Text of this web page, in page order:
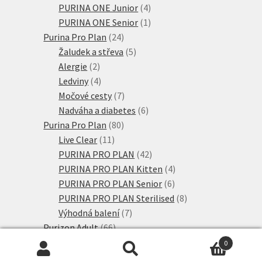
PURINA ONE Junior 44
produkty
PURINA ONE Senior 1 1
Purina Pro Plan 2424
produktů
Žaludek a střeva 55
Alergie 22
produkty
Ledviny 44
produkty
Močové cesty 77
produktů
Nadváha a diabetes 66
Purina Pro Plan 8080
Live Clear 11 11
produktů
PURINA PRO PLAN 4242
produktů
PURINA PRO PLAN Kitten 44
produkty
PURINA PRO PLAN Senior 66
produktů
PURINA PRO PLAN Sterilised 88
Výhodná balení 77
produktů
Purizon Adult 6666
produktů
produkty
3737
0